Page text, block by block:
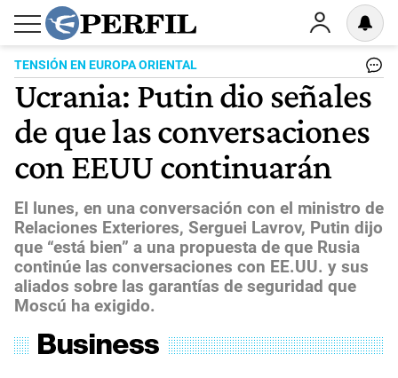
TENSIÓN EN EUROPA ORIENTAL
Ucrania: Putin dio señales
de que las conversaciones
con EEUU continuarán
El lunes, en una conversación con el ministro de
Relaciones Exteriores, Serguei Lavrov, Putin dijo
que “está bien” a una propuesta de que Rusia
continúe las conversaciones con EE.UU. y sus
aliados sobre las garantías de seguridad que
Moscú ha exigido.